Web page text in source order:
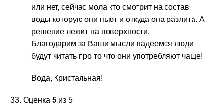
или нет, сейчас мола кто смотрит на состав
воды которую они пьют и откуда она разлита. А
решение лежит на поверхности.
Благодарим за Ваши мысли надеемся люди
будут читать про то что они употребляют чаще!
Вода, Кристальная!
Оценка 5 из 5